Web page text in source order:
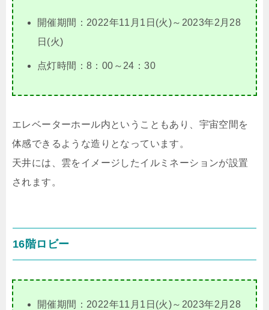
開催期間：2022年11月1日(火)～2023年2月28
日(火)
点灯時間：8：00～24：30
エレベーターホール内ということもあり、宇宙空間を
体感できるような造りとなっています。
天井には、雲をイメージしたイルミネーションが設置
されます。
16階ロビー
開催期間：2022年11月1日(火)～2023年2月28